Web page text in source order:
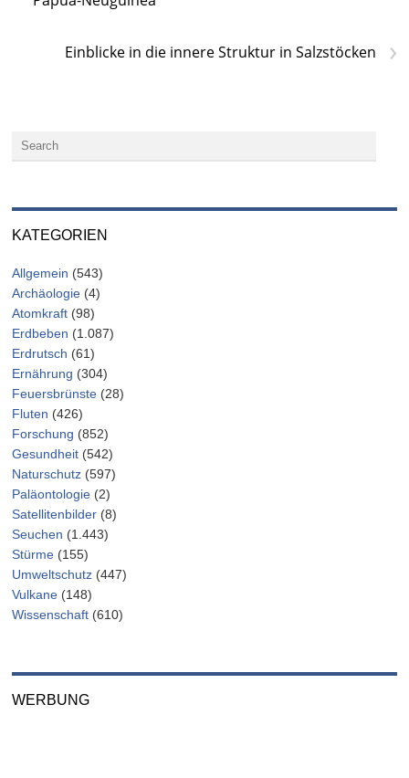
›
Einblicke in die innere Struktur in Salzstöcken
KATEGORIEN
Allgemein (543)
Archäologie (4)
Atomkraft (98)
Erdbeben (1.087)
Erdrutsch (61)
Ernährung (304)
Feuersbrünste (28)
Fluten (426)
Forschung (852)
Gesundheit (542)
Naturschutz (597)
Paläontologie (2)
Satellitenbilder (8)
Seuchen (1.443)
Stürme (155)
Umweltschutz (447)
Vulkane (148)
Wissenschaft (610)
WERBUNG